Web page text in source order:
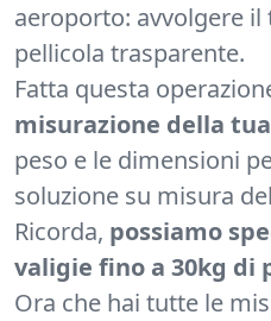
aeroporto: avvolgere
pellicola trasparente.
Fatta questa
misurazione della
peso e le dimensioni
soluzione su misura
Ricorda, possiamo
valigie fino a 30kg di
Ora che hai tutte le